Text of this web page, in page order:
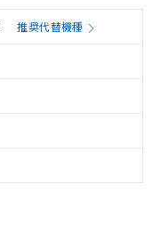
推奨代替機種